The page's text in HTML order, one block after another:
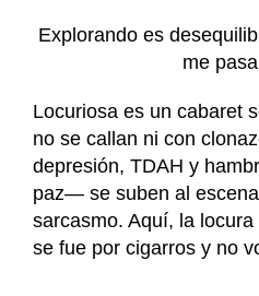
Explorando es
me
Locuriosa es un cabaret
no se callan ni con
depresión, TDAH y
paz— se suben al
sarcasmo. Aquí, la
se fue por cigarros y no